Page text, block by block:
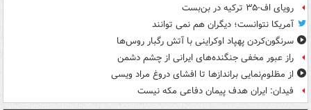
رویای اف-۳۵ ترکیه در بن‌بست
آمریکا نتوانست؛ دیگران هم نمی توانند
سرنگون‌کردن پهپاد اوکراینی با آتش رگبار روس‌ها
راز عبور مخفی جنگنده‌های ایرانی از چشم دشمن
از مظلوم‌نمایی براندازها تا افشای دروغ مراد ویسی
فیدان: ایران هدف پیمان دفاعی مکه نیست